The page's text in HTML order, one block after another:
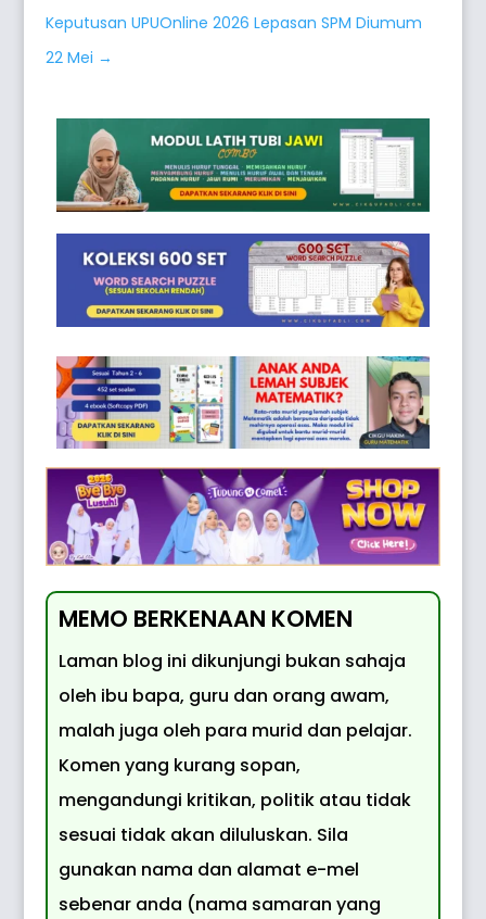
Keputusan UPUOnline 2026 Lepasan SPM Diumum
22 Mei →
MEMO BERKENAAN KOMEN
Laman blog ini dikunjungi bukan sahaja
oleh ibu bapa, guru dan orang awam,
malah juga oleh para murid dan pelajar.
Komen yang kurang sopan,
mengandungi kritikan, politik atau tidak
sesuai tidak akan diluluskan. Sila
gunakan nama dan alamat e-mel
sebenar anda (nama samaran yang